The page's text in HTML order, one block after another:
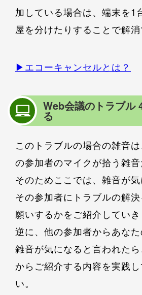
加している場合は、端末を1
屋を分けたりすることで解消
▶︎エコーキャンセルとは？
Web会議のトラブル
る
このトラブルの場合の雑音
の参加者のマイクが拾う雑音
そのためここでは、雑音が気
その参加者にトラブルの解
願いするかをご紹介していき
逆に、他の参加者からあな
雑音が気になると言われた
からご紹介する内容を実践
い。